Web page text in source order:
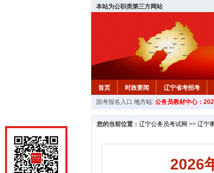
本站为公职类第三方网站
首页 时政要闻 辽宁省考招考
教材中心
国考报名入口 地方站: 公务员教材中心：
您的当前位置： 辽宁公务员考试网 >> 辽宁
2026